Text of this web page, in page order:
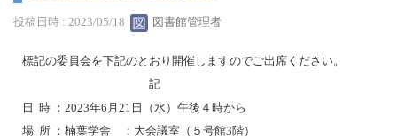
投稿日時 : 2023/05/18 図書館管理者
標記の委員会を下記のとおり開催しますのでご出席ください。
記
日 時 ：2023年6月21日（水）午後４時から
場 所 ：楠葉学舎 ：大会議室（５号館3階）